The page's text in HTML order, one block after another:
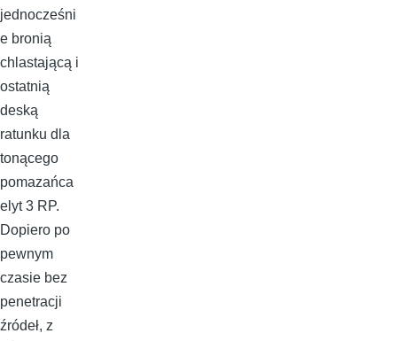
jednocześni
e bronią
chlastającą i
ostatnią
deską
ratunku dla
tonącego
pomazańca
elyt 3 RP.
Dopiero po
pewnym
czasie bez
penetracji
źródeł, z